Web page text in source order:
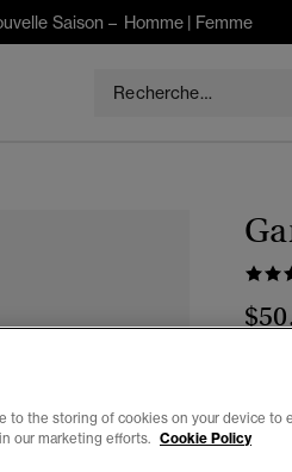
Saison – Homme| Femme
to the storing of cookies on your device to
our marketing efforts. Cookie Policy